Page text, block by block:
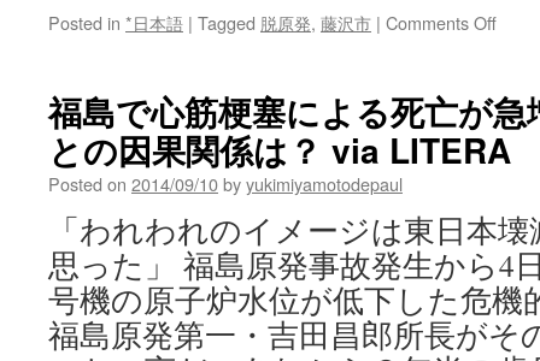
Posted in *日本語 | Tagged 脱原発, 藤沢市 | Comments Offon
問
題
と
ら
直
し
て
稼
働
ゼ
福島で心筋梗塞による死亡が
との因果関係は？ via LITERA
Posted on 2014/09/10byyukimiyamotodepaul
「われわれのイメージは東日本
思った」 福島原発事故発生から4
号機の原子炉水位が低下した危機
福島原発第一・吉田昌郎所長がそ